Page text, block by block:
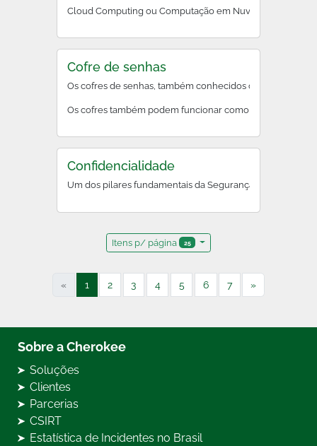
Cloud Computing ou Computação em Nuvem é a
Cofre de senhas
Os cofres de senhas, também conhecidos como
Os cofres também podem funcionar como um plugin ou
Confidencialidade
Um dos pilares fundamentais da Segurança da
Itens p/ página 25
« 1 2 3 4 5 6 7 »
Sobre a Cherokee
Soluções
Clientes
Parcerias
CSIRT
Estatística de Incidentes no Brasil